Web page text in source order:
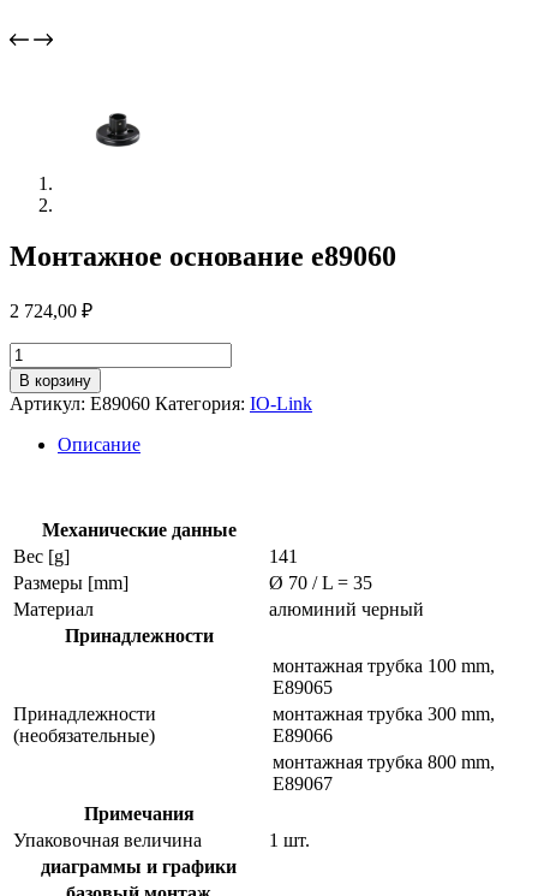
Монтажное основание e89060
2 724,00 ₽
Количество
товара
Монтажное
основание
e89060
В корзину
Артикул: E89060 Категория: IO-Link
Описание
Механические данные
Вес [g]
141
Размеры [mm]
Ø 70 / L = 35
Материал
алюминий черный
Принадлежности
Принадлежности
(необязательные)
монтажная трубка 100 mm,
E89065
монтажная трубка 300 mm,
E89066
монтажная трубка 800 mm,
E89067
Примечания
Упаковочная величина
1 шт.
диаграммы и графики